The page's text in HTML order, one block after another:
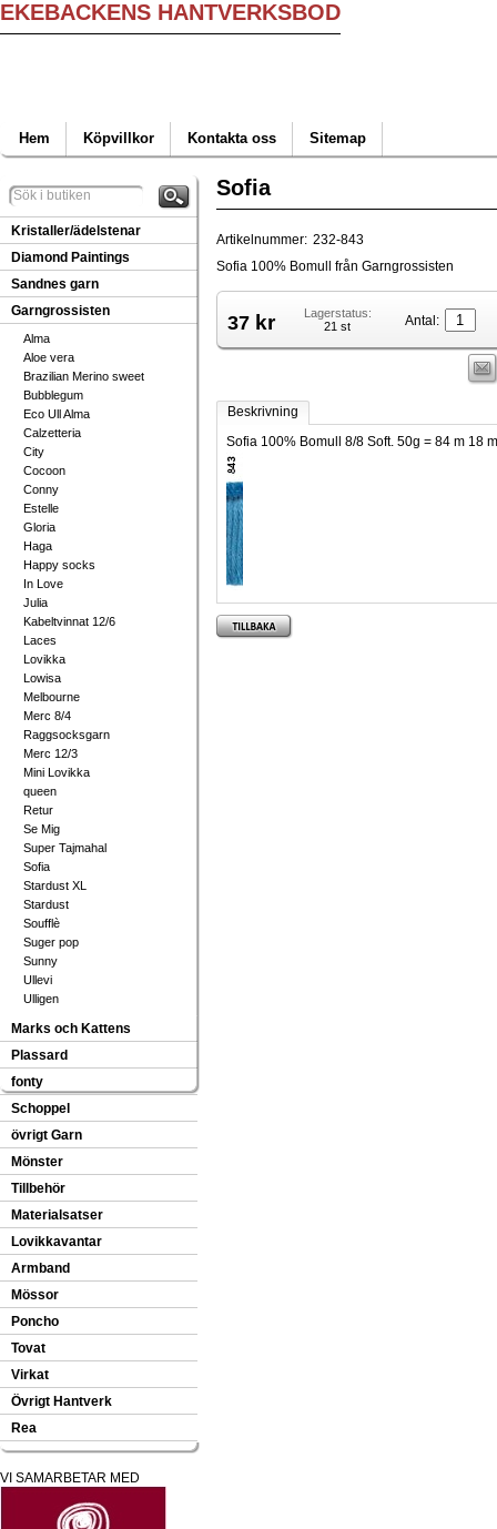
EKEBACKENS HANTVERKSBOD
Hem Köpvillkor Kontakta oss Sitemap
Kristaller/ädelstenar
Diamond Paintings
Sandnes garn
Garngrossisten
Alma
Aloe vera
Brazilian Merino sweet
Bubblegum
Eco Ull Alma
Calzetteria
City
Cocoon
Conny
Estelle
Gloria
Haga
Happy socks
In Love
Julia
Kabeltvinnat 12/6
Laces
Lovikka
Lowisa
Melbourne
Merc 8/4
Raggsocksgarn
Merc 12/3
Mini Lovikka
queen
Retur
Se Mig
Super Tajmahal
Sofia
Stardust XL
Stardust
Soufflè
Suger pop
Sunny
Ullevi
Ulligen
Marks och Kattens
Plassard
fonty
Schoppel
övrigt Garn
Mönster
Tillbehör
Materialsatser
Lovikkavantar
Armband
Mössor
Poncho
Tovat
Virkat
Övrigt Hantverk
Rea
VI SAMARBETAR MED
Sofia
Artikelnummer: 232-843
Sofia 100% Bomull från Garngrossisten
37 kr
Lagerstatus:
21 st
Antal:
Beskrivning
Sofia 100% Bomull 8/8 Soft. 50g = 84 m 18